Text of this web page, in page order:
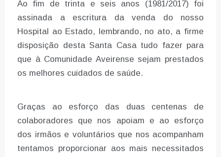
Ao fim de trinta e seis anos (1981/2017) foi
assinada a escritura da venda do nosso
Hospital ao Estado, lembrando, no ato, a firme
disposição desta Santa Casa tudo fazer para
que à Comunidade Aveirense sejam prestados
os melhores cuidados de saúde.
Graças ao esforço das duas centenas de
colaboradores que nos apoiam e ao esforço
dos irmãos e voluntários que nos acompanham
tentamos proporcionar aos mais necessitados